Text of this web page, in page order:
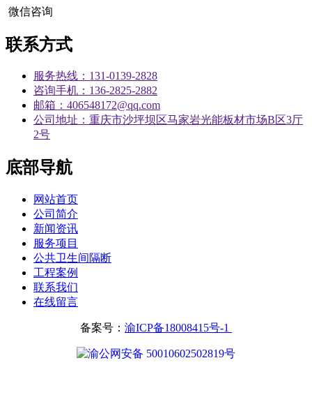
微信咨询
联系方式
服务热线：131-0139-2828
咨询手机：136-2825-2882
邮箱：406548172@qq.com
公司地址：重庆市沙坪坝区马家岩光能板材市场B区3厅
2号
底部导航
网站首页
公司简介
新闻资讯
服务项目
公共卫生间隔断
工程案例
联系我们
在线留言
备案号： 渝ICP备18008415号-1
渝公网安备 50010602502819号